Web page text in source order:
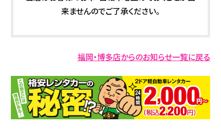
来ませんのでご了承ください。
福岡・博多店からのお知らせ一覧に戻る